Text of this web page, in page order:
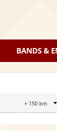
BANDS &